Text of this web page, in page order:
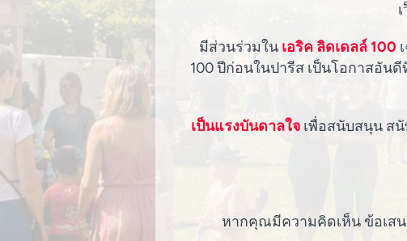
มีส่วนร่วมใน เอริค ลิดเดลล์ 100
100 ปีก่อนในปารีส เป็นโอกาสอั
เป็นแรงบันดาลใจเพื่อสนับสนุน สนั
หากคุณมีความคิดเห็น ข้อเส